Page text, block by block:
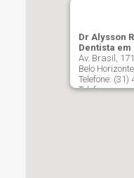
Dr Alysson
Dentista em
Av. Brasil,
Belo Horizonte
Telefone: (31)
Telefone